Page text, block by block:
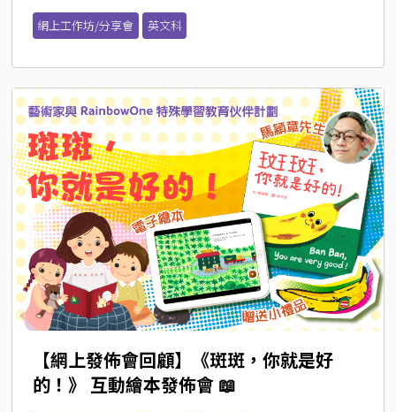
網上工作坊/分享會 英文科
【網上發佈會回顧】《斑斑，你就是好
的！》 互動繪本發佈會 📖